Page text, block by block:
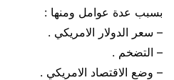
بسبب عدة عوامل ومنها :
– سعر الدولار الامريكي .
– التضخم .
– وضع الاقتصاد الامريكي .